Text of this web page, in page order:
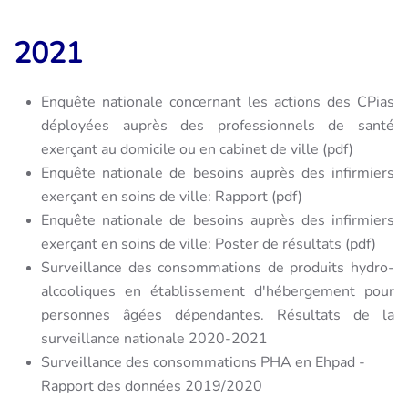
2021
Enquête nationale concernant les actions des CPias
déployées auprès des professionnels de santé
exerçant au domicile ou en cabinet de ville (pdf)
Enquête nationale de besoins auprès des infirmiers
exerçant en soins de ville: Rapport (pdf)
Enquête nationale de besoins auprès des infirmiers
exerçant en soins de ville: Poster de résultats (pdf)
Surveillance des consommations de produits hydro-
alcooliques en établissement d'hébergement pour
personnes âgées dépendantes. Résultats de la
surveillance nationale 2020-2021
Surveillance des consommations PHA en Ehpad -
Rapport des données 2019/2020